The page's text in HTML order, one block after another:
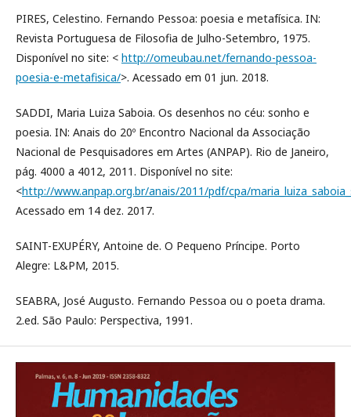
PIRES, Celestino. Fernando Pessoa: poesia e metafísica. IN:
Revista Portuguesa de Filosofia de Julho-Setembro, 1975.
Disponível no site: < http://omeubau.net/fernando-pessoa-
poesia-e-metafisica/>. Acessado em 01 jun. 2018.
SADDI, Maria Luiza Saboia. Os desenhos no céu: sonho e
poesia. IN: Anais do 20º Encontro Nacional da Associação
Nacional de Pesquisadores em Artes (ANPAP). Rio de Janeiro,
pág. 4000 a 4012, 2011. Disponível no site:
<http://www.anpap.org.br/anais/2011/pdf/cpa/
Acessado em 14 dez. 2017.
SAINT-EXUPÉRY, Antoine de. O Pequeno Príncipe. Porto
Alegre: L&PM, 2015.
SEABRA, José Augusto. Fernando Pessoa ou o poeta drama.
2.ed. São Paulo: Perspectiva, 1991.